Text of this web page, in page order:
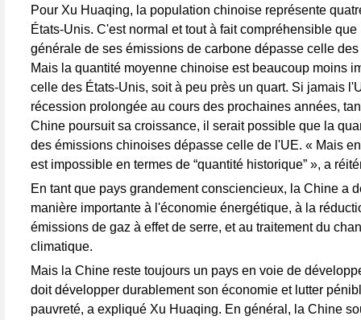
Pour Xu Huaqing, la population chinoise représente
États-Unis. C'est normal et tout à fait compréhensible que
générale de ses émissions de carbone dépasse celle
Mais la quantité moyenne chinoise est beaucoup moins
celle des États-Unis, soit à peu près un quart. Si jamais
récession prolongée au cours des prochaines années,
Chine poursuit sa croissance, il serait possible que la
des émissions chinoises dépasse celle de l'UE. « Mais
est impossible en termes de “quantité historique” », a
En tant que pays grandement consciencieux, la Chine a
manière importante à l'économie énergétique, à la
émissions de gaz à effet de serre, et au traitement du
climatique.
Mais la Chine reste toujours un pays en voie de
doit développer durablement son économie et lutter
pauvreté, a expliqué Xu Huaqing. En général, la Chine